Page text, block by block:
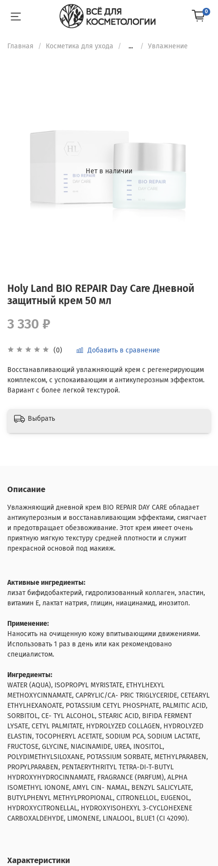
0
Главная Косметика для ухода ... Увлажнение
Нет в наличии
Holy Land BIO REPAIR Day Care Дневной
защитный крем 50 мл
(0) Добавить в сравнение
3 330 ₽
Восстанавливающий увлажняющий крем с регенерирующим
комплексом, с успокаивающим и антикуперозным эффектом.
Вариант с более легкой текстурой.
Выбрать
Описание
Увлажняющий дневной крем BIO REPAIR DAY CARE обладает
антикуперозным и восстанавливающим эффектами, смягчает
и предотвращает обезвоживание. Этот крем имеет очень
приятную мягкую текстуру средней плотности и служит
прекрасной основой под макияж.
Активные ингредиенты:
лизат бифидобактерий, гидролизованный коллаген, эластин,
витамин Е, лактат натрия, глицин, ниацинамид, инозитол.
Применение:
Наносить на очищенную кожу впитывающими движениями.
Использовать 1 раз в день или как рекомендовано
специалистом.
Ингредиенты:
WATER (AQUA), ISOPROPYL MYRISTATE, ETHYLHEXYL
METHOXYCINNAMATE, CAPRYLIC/CA- PRIC TRIGLYCERIDE, CETEARYL
ETHYLHEXANOATE, POTASSIUM CETYL PHOSPHATE, PALMITIC ACID,
SORBITOL, CE- TYL ALCOHOL, STEARIC ACID, BIFIDA FERMENT
LYSATE, CETYL PALMITATE, HYDROLYZED COLLAGEN, HYDROLYZED
ELASTIN, TOCOPHERYL ACETATE, SODIUM PCA, SODIUM LACTATE,
FRUCTOSE, GLYCINE, NIACINAMIDE, UREA, INOSITOL,
POLYDIMETHYLSILOXANE, POTASSIUM SORBATE, METHYLPARABEN,
PROPYLPARABEN, PENTAERYTHRITYL TETRA-DI-T-BUTYL
HYDROXYHYDROCINNAMATE, FRAGRANCE (PARFUM), ALPHA
ISOMETHYL IONONE, AMYL CIN- NAMAL, BENZYL SALICYLATE,
BUTYLPHENYL METHYLPROPIONAL, CITRONELLOL, EUGENOL,
HYDROXYCITRONELLAL, HYDROXYISOHEXYL 3-CYCLOHEXENE
CARBOXALDEHYDE, LIMONENE, LINALOOL, BLUE1 (CI 42090).
Характеристики